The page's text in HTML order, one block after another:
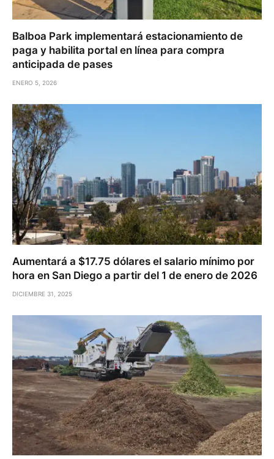
Balboa Park implementará estacionamiento de
paga y habilita portal en línea para compra
anticipada de pases
ENERO 5, 2026
Aumentará a $17.75 dólares el salario mínimo por
hora en San Diego a partir del 1 de enero de 2026
DICIEMBRE 31, 2025